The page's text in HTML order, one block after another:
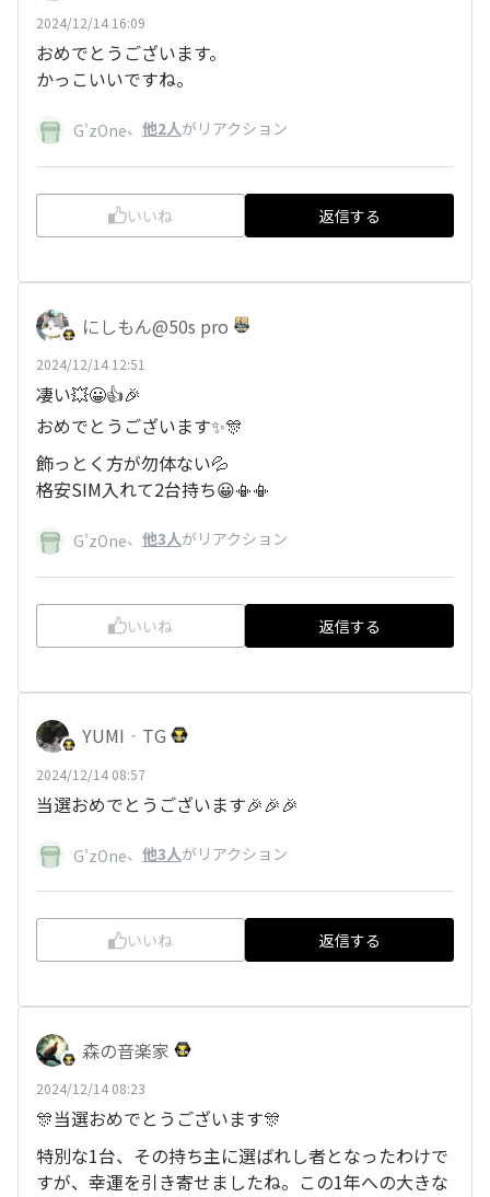
2024/12/14 16:09
おめでとうございます。
かっこいいですね。
G'zOne、 他2人がリアクション
いいね 返信する
にしもん@50s pro
2024/12/14 12:51
凄い💥😀👍🎉
おめでとうございます✨🎊
飾っとく方が勿体ない💦
格安SIM入れて2台持ち😀📳📳
G'zOne、 他3人がリアクション
いいね 返信する
YUMI‐TG
2024/12/14 08:57
当選おめでとうございます🎉🎉🎉
G'zOne、 他3人がリアクション
いいね 返信する
森の音楽家
2024/12/14 08:23
🎊当選おめでとうございます🎊
特別な1台、その持ち主に選ばれし者となったわけで
すが、幸運を引き寄せましたね。この1年への大きな